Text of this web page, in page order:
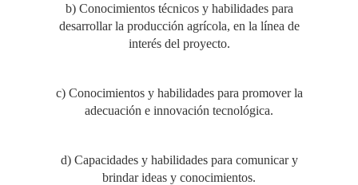
b) Conocimientos técnicos y habilidades para
desarrollar la producción agrícola, en la línea de
interés del proyecto.
c) Conocimientos y habilidades para promover la
adecuación e innovación tecnológica.
d) Capacidades y habilidades para comunicar y
brindar ideas y conocimientos.